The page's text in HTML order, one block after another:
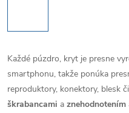
Každé púzdro, kryt je presne
smartphonu, takže ponúka
reproduktory, konektory, blesk
škrabancami a znehodnotením